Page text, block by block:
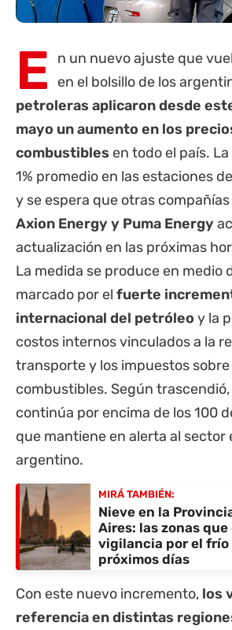
E
n un nuevo ajuste que
en el bolsillo de los
petroleras aplicaron desde
mayo un aumento en los
combustibles en todo el país.
1% promedio en las estaciones
y se espera que otras
Axion Energy y Puma Energy
actualización en las próximas
La medida se produce en medio
marcado por el fuerte
internacional del petróleo y la
costos internos vinculados a la
transporte y los impuestos sobre
combustibles. Según
continúa por encima de los 100
que mantiene en alerta al sector
argentino.
MIRÁ TAMBIÉN:
Nieve en la
Aires: las zonas
vigilancia por el frío
próximos días
Con este nuevo incremento, los
referencia en distintas